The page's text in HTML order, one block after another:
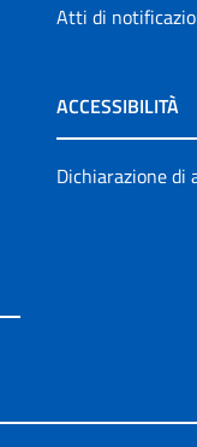
Atti di
ACCESSIBILITÀ
Dichiarazione di